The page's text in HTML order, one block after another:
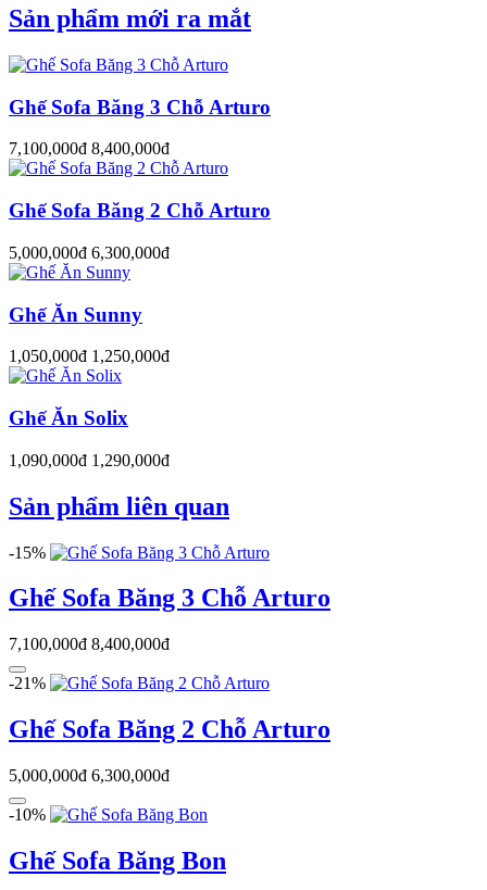
Sản phẩm mới ra mắt
Ghế Sofa Băng 3 Chỗ Arturo
7,100,000đ 8,400,000đ
Ghế Sofa Băng 2 Chỗ Arturo
5,000,000đ 6,300,000đ
Ghế Ăn Sunny
1,050,000đ 1,250,000đ
Ghế Ăn Solix
1,090,000đ 1,290,000đ
Sản phẩm liên quan
-15%
Ghế Sofa Băng 3 Chỗ Arturo
7,100,000đ 8,400,000đ
-21%
Ghế Sofa Băng 2 Chỗ Arturo
5,000,000đ 6,300,000đ
-10%
Ghế Sofa Băng Bon